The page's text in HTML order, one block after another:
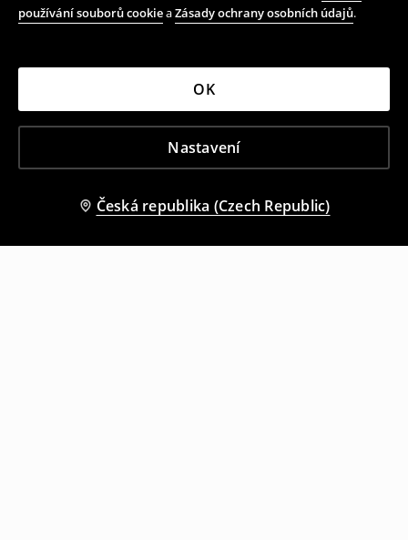
používání souborů cookieaZásady ochrany osobních údajů.
Nastavení
OK
Česká republika (Czech Republic)